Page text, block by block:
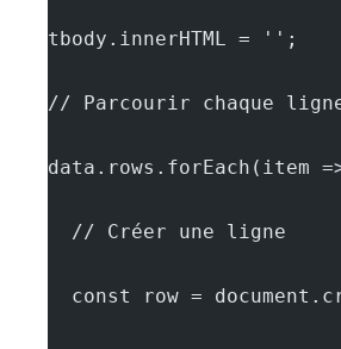
tbody.innerHTML = '';
// Parcourir chaque ligne
data.rows.forEach(item
  // Créer une ligne
const row =